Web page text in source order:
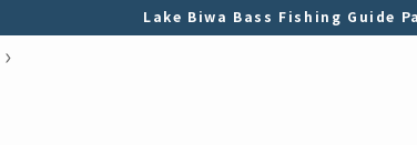
Lake Biwa Bass Fishing Guide